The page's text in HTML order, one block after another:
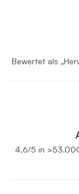
Bewertet als
4,6/5 in